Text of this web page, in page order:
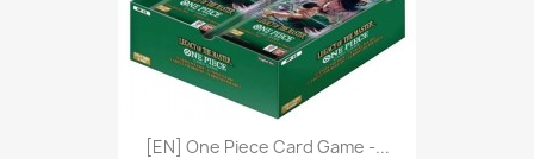
[EN] One Piece Card Game -...